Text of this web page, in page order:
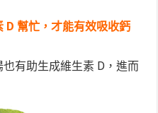
D 幫忙，才能有效吸收鈣
有助生成維生素 D，進而